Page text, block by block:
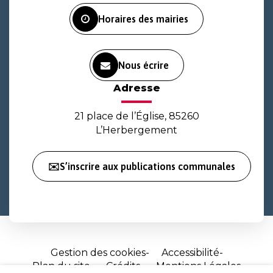
Horaires des mairies
Nous écrire
Adresse
21 place de l’Église, 85260
L’Herbergement
✉️S’inscrire aux publications communales
Gestion des cookies
Accessibilité
Plan du site
Crédits Mentions Légales